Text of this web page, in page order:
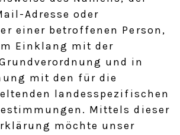
Adresse oder
einer betroffenen Person,
Einklang mit der
und in
mit den für die
landesspezifischen
Mittels dieser
möchte unser